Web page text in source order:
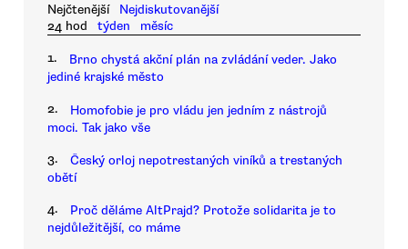
Nejčtenější
Nejdiskutovanější
24 hod
týden měsíc
1.
Brno chystá akční plán na zvládání veder. Jako
jediné krajské město
2.
Homofobie je pro vládu jen jedním z nástrojů
moci. Tak jako vše
3.
Český orloj nepotrestaných viníků a trestaných
obětí
4.
Proč děláme AltPrajd? Protože solidarita je to
nejdůležitější, co máme